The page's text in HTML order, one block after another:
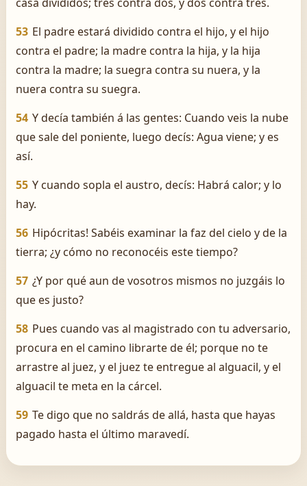
53 El padre estará dividido contra el hijo, y el hijo
contra el padre; la madre contra la hija, y la hija
contra la madre; la suegra contra su nuera, y la
nuera contra su suegra.
54 Y decía también á las gentes: Cuando veis la nube
que sale del poniente, luego decís: Agua viene; y es
así.
55 Y cuando sopla el austro, decís: Habrá calor; y lo
hay.
56 Hipócritas! Sabéis examinar la faz del cielo y de la
tierra; ¿y cómo no reconocéis este tiempo?
57 ¿Y por qué aun de vosotros mismos no juzgáis lo
que es justo?
58 Pues cuando vas al magistrado con tu adversario,
procura en el camino librarte de él; porque no te
arrastre al juez, y el juez te entregue al alguacil, y el
alguacil te meta en la cárcel.
59 Te digo que no saldrás de allá, hasta que hayas
pagado hasta el último maravedí.